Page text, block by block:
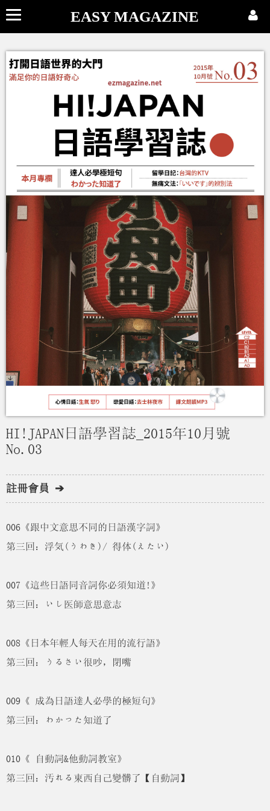
EASY MAGAZINE
HI!JAPAN日語學習誌_2015年10月號
No.03
註冊會員 ➔
006《跟中文意思不同的日語漢字詞》
第三回：浮気(うわき)/ 得体(えたい)
007《這些日語同音詞你必須知道!》
第三回：いし医師意思意志
008《日本年輕人每天在用的流行語》
第三回：うるさい很吵，閉嘴
009《
成為日語達人必學的極短句》
第三回：わかった知道了
010《
自動詞&他動詞教室》
第三回：汚れる東西自己變髒了【自動詞】